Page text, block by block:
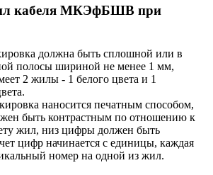
кабеля МКЭфБШВ при
должна быть сплошной или в
полосы шириной не менее 1 мм,
2 жилы - 1 белого цвета и 1
наносится печатным способом,
быть контрастным по отношению к
жил, низ цифры должен быть
цифр начинается с единицы, каждая
номер на одной из жил.